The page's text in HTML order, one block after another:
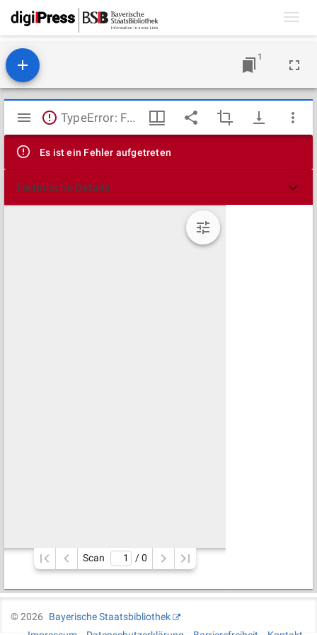
1
Mirador
Viewer
TypeError: Failed to fetch
Es ist ein Fehler aufgetreten
Technische Details
Scan / 0
©2026
Bayerische Staatsbibliothek